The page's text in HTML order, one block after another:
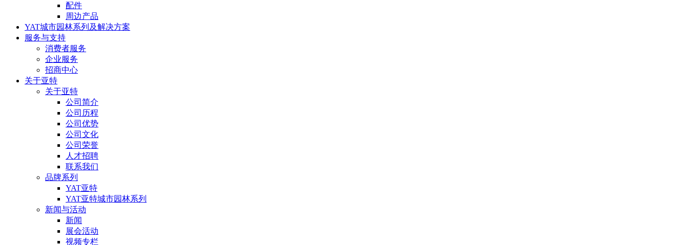
配件
周边产品
YAT城市园林系列及解决方案
服务与支持
消费者服务
企业服务
招商中心
关于亚特
关于亚特
公司简介
公司历程
公司优势
公司文化
公司荣誉
人才招聘
联系我们
品牌系列
YAT亚特
YAT亚特城市园林系列
新闻与活动
新闻
展会活动
视频专栏